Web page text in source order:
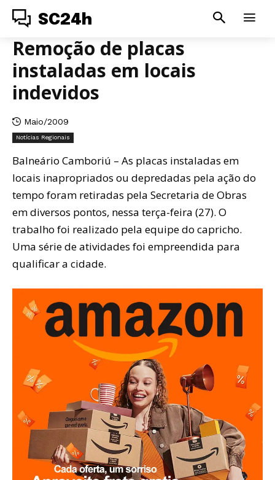
SC24h
Remoção de placas
instaladas em locais
indevidos
Maio/2009
Notícias Regionais
Balneário Camboriú – As placas instaladas em
locais inapropriados ou depredadas pela ação do
tempo foram retiradas pela Secretaria de Obras
em diversos pontos, nessa terça-feira (27). O
trabalho foi realizado pela equipe do capricho.
Uma série de atividades foi empreendida para
qualificar a cidade.